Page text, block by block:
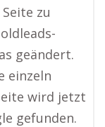
zu
geändert.
einzeln
wird jetzt
gefunden.